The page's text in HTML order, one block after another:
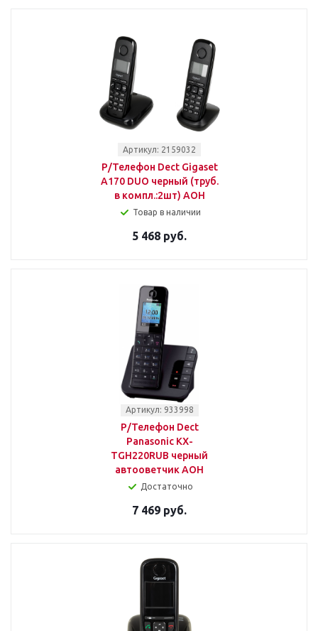
Артикул: 2159032
Р/Телефон Dect Gigaset
A170 DUO черный (труб.
в компл.:2шт) АОН
Товар в наличии
5 468 руб.
Артикул: 933998
Р/Телефон Dect
Panasonic KX-
TGH220RUB черный
автооветчик АОН
Достаточно
7 469 руб.